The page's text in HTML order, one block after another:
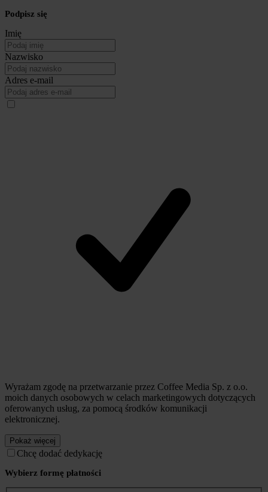
Podpisz się
Imię
Nazwisko
Adres e-mail
Wyrażam zgodę na przetwarzanie przez Coffee Media Sp. z o.o.
moich danych osobowych w celach marketingowych dotyczących
oferowanych usług, za pomocą środków komunikacji
elektronicznej.
Pokaż więcej
Chcę dodać dedykację
Wybierz formę płatności